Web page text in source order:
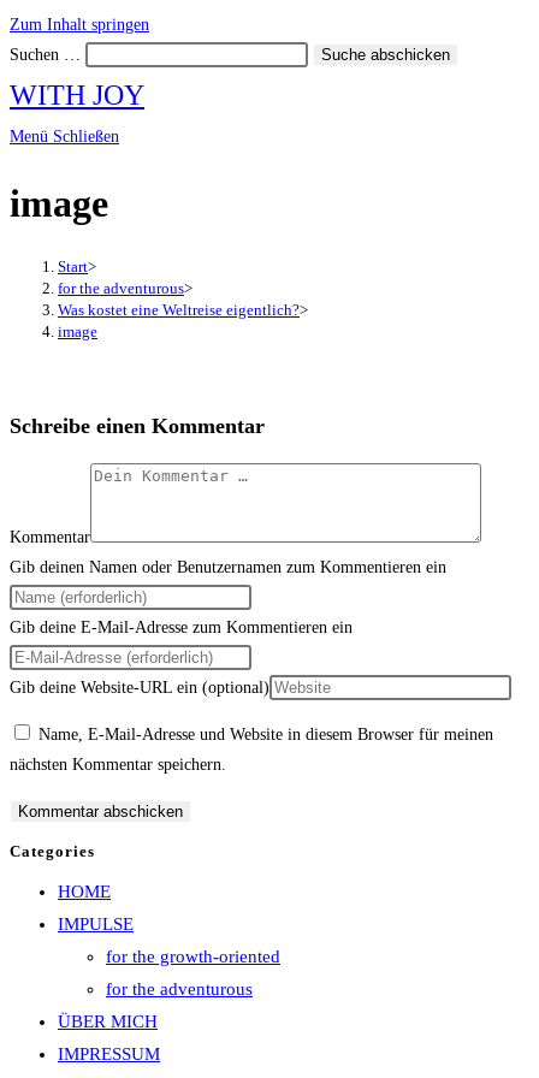
Zum Inhalt springen
Suchen …
Suche abschicken
WITH JOY
Menü Schließen
image
Start>
for the adventurous>
Was kostet eine Weltreise eigentlich?>
image
Schreibe einen Kommentar
Kommentar
Gib deinen Namen oder Benutzernamen zum Kommentieren ein
Gib deine E-Mail-Adresse zum Kommentieren ein
Gib deine Website-URL ein (optional)
Name, E-Mail-Adresse und Website in diesem Browser für meinen
nächsten Kommentar speichern.
Categories
HOME
IMPULSE
for the growth-oriented
for the adventurous
ÜBER MICH
IMPRESSUM